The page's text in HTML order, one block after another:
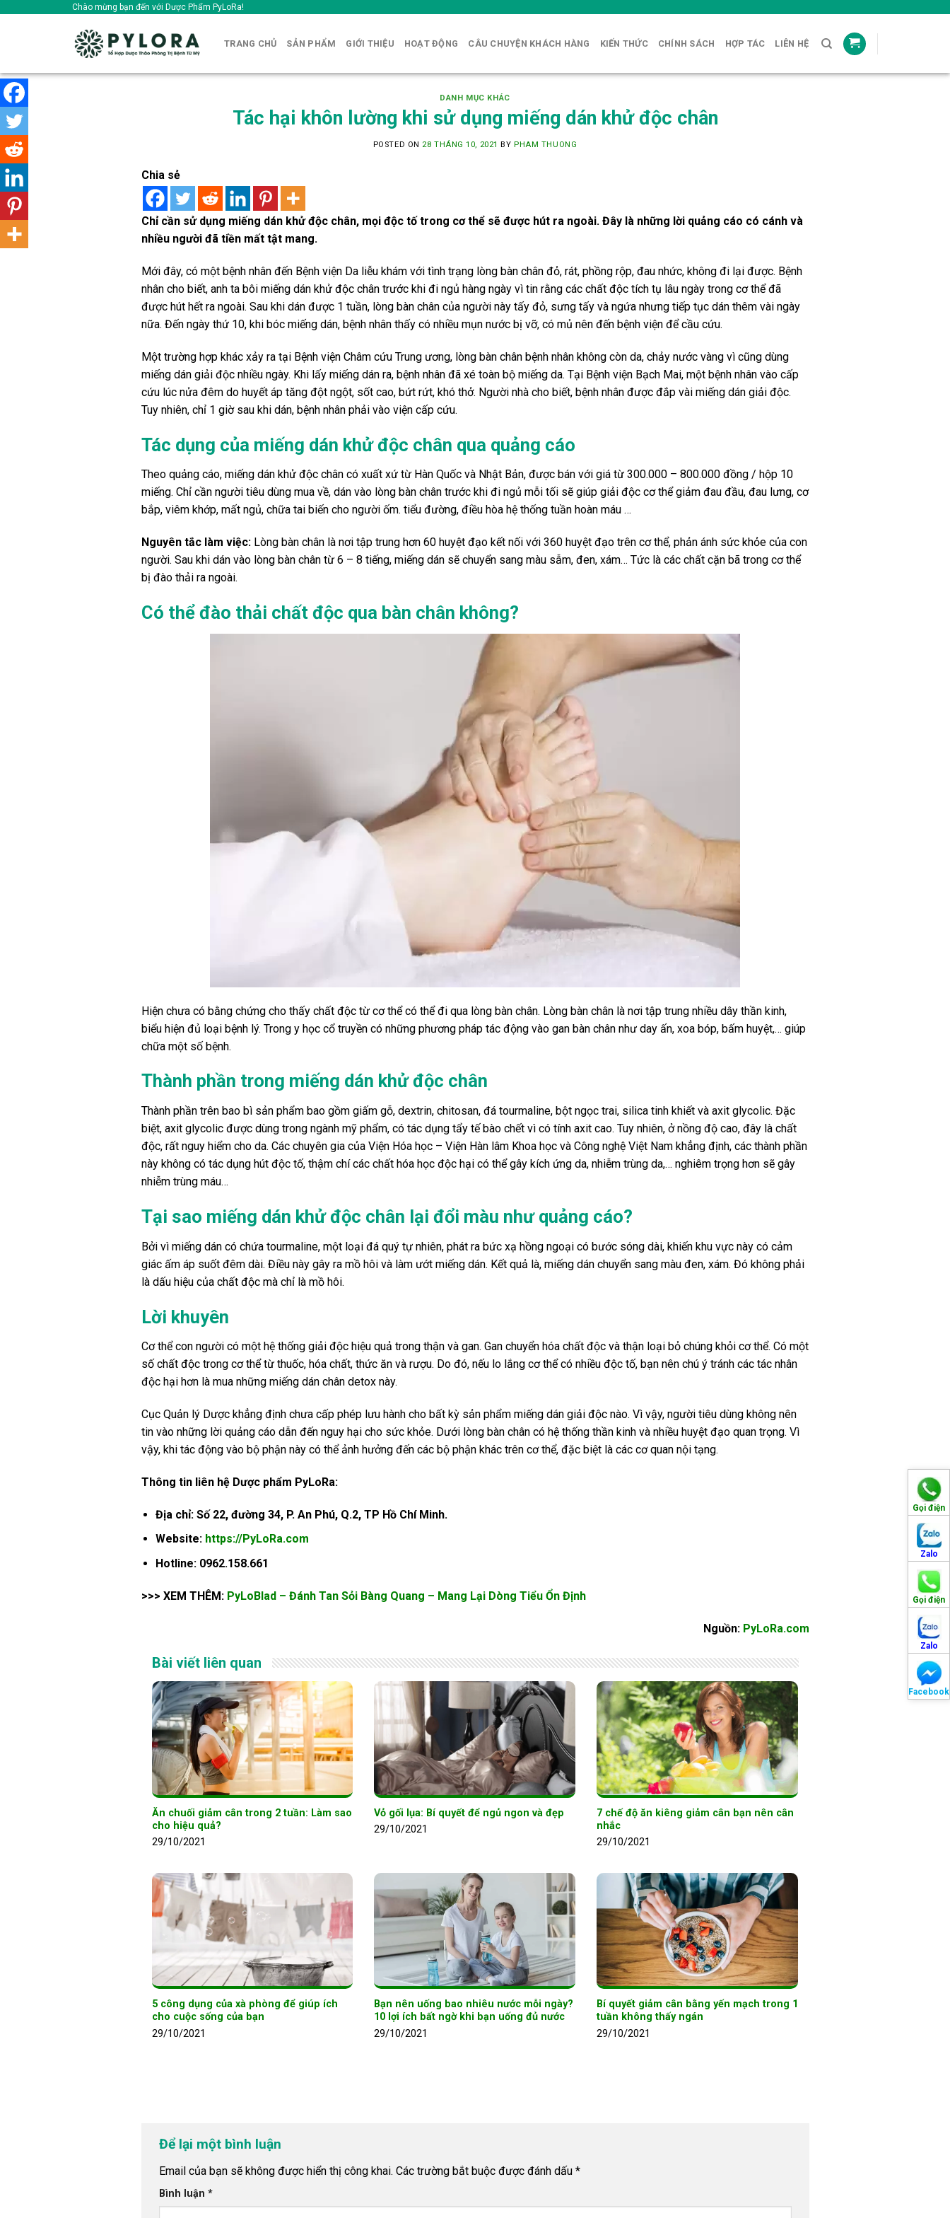
Chào mừng bạn đến với Dược Phẩm PyLoRa!
TRANG CHỦ SẢN PHẨM GIỚI THIỆU HOẠT ĐỘNG CÂU CHUYỆN KHÁCH HÀNG KIẾN THỨC CHÍNH SÁCH HỢP TÁC LIÊN HỆ
Gọi điện
Zalo
Gọi điện
Zalo
Facebook
DANH MỤC KHÁC
Tác hại khôn lường khi sử dụng miếng dán khử độc chân
POSTED ON 28 THÁNG 10, 2021 BY PHAM THUONG
Chia sẻ
Chỉ cần sử dụng miếng dán khử độc chân, mọi độc tố trong cơ thể sẽ được hút ra ngoài. Đây là những lời quảng cáo có cánh và
nhiều người đã tiền mất tật mang.
Mới đây, có một bệnh nhân đến Bệnh viện Da liễu khám với tình trạng lòng bàn chân đỏ, rát, phồng rộp, đau nhức, không đi lại được. Bệnh
nhân cho biết, anh ta bôi miếng dán khử độc chân trước khi đi ngủ hàng ngày vì tin rằng các chất độc tích tụ lâu ngày trong cơ thể đã
được hút hết ra ngoài. Sau khi dán được 1 tuần, lòng bàn chân của người này tấy đỏ, sưng tấy và ngứa nhưng tiếp tục dán thêm vài ngày
nữa. Đến ngày thứ 10, khi bóc miếng dán, bệnh nhân thấy có nhiều mụn nước bị vỡ, có mủ nên đến bệnh viện để cầu cứu.
Một trường hợp khác xảy ra tại Bệnh viện Châm cứu Trung ương, lòng bàn chân bệnh nhân không còn da, chảy nước vàng vì cũng dùng
miếng dán giải độc nhiều ngày. Khi lấy miếng dán ra, bệnh nhân đã xé toàn bộ miếng da. Tại Bệnh viện Bạch Mai, một bệnh nhân vào cấp
cứu lúc nửa đêm do huyết áp tăng đột ngột, sốt cao, bứt rứt, khó thở. Người nhà cho biết, bệnh nhân được đắp vài miếng dán giải độc.
Tuy nhiên, chỉ 1 giờ sau khi dán, bệnh nhân phải vào viện cấp cứu.
Tác dụng của miếng dán khử độc chân qua quảng cáo
Theo quảng cáo, miếng dán khử độc chân có xuất xứ từ Hàn Quốc và Nhật Bản, được bán với giá từ 300.000 – 800.000 đồng / hộp 10
miếng. Chỉ cần người tiêu dùng mua về, dán vào lòng bàn chân trước khi đi ngủ mỗi tối sẽ giúp giải độc cơ thể giảm đau đầu, đau lưng, cơ
bắp, viêm khớp, mất ngủ, chữa tai biến cho người ốm. tiểu đường, điều hòa hệ thống tuần hoàn máu …
Nguyên tắc làm việc:Lòng bàn chân là nơi tập trung hơn 60 huyệt đạo kết nối với 360 huyệt đạo trên cơ thể, phản ánh sức khỏe của con
người. Sau khi dán vào lòng bàn chân từ 6 – 8 tiếng, miếng dán sẽ chuyển sang màu sẫm, đen, xám… Tức là các chất cặn bã trong cơ thể
bị đào thải ra ngoài.
Có thể đào thải chất độc qua bàn chân không?
Hiện chưa có bằng chứng cho thấy chất độc từ cơ thể có thể đi qua lòng bàn chân. Lòng bàn chân là nơi tập trung nhiều dây thần kinh,
biểu hiện đủ loại bệnh lý. Trong y học cổ truyền có những phương pháp tác động vào gan bàn chân như day ấn, xoa bóp, bấm huyệt,… giúp
chữa một số bệnh.
Thành phần trong miếng dán khử độc chân
Thành phần trên bao bì sản phẩm bao gồm giấm gỗ, dextrin, chitosan, đá tourmaline, bột ngọc trai, silica tinh khiết và axit glycolic. Đặc
biệt, axit glycolic được dùng trong ngành mỹ phẩm, có tác dụng tẩy tế bào chết vì có tính axit cao. Tuy nhiên, ở nồng độ cao, đây là chất
độc, rất nguy hiểm cho da. Các chuyên gia của Viện Hóa học – Viện Hàn lâm Khoa học và Công nghệ Việt Nam khẳng định, các thành phần
này không có tác dụng hút độc tố, thậm chí các chất hóa học độc hại có thể gây kích ứng da, nhiễm trùng da,… nghiêm trọng hơn sẽ gây
nhiễm trùng máu…
Tại sao miếng dán khử độc chân lại đổi màu như quảng cáo?
Bởi vì miếng dán có chứa tourmaline, một loại đá quý tự nhiên, phát ra bức xạ hồng ngoại có bước sóng dài, khiến khu vực này có cảm
giác ấm áp suốt đêm dài. Điều này gây ra mồ hôi và làm ướt miếng dán. Kết quả là, miếng dán chuyển sang màu đen, xám. Đó không phải
là dấu hiệu của chất độc mà chỉ là mồ hôi.
Lời khuyên
Cơ thể con người có một hệ thống giải độc hiệu quả trong thận và gan. Gan chuyển hóa chất độc và thận loại bỏ chúng khỏi cơ thể. Có một
số chất độc trong cơ thể từ thuốc, hóa chất, thức ăn và rượu. Do đó, nếu lo lắng cơ thể có nhiều độc tố, bạn nên chú ý tránh các tác nhân
độc hại hơn là mua những miếng dán chân detox này.
Cục Quản lý Dược khẳng định chưa cấp phép lưu hành cho bất kỳ sản phẩm miếng dán giải độc nào. Vì vậy, người tiêu dùng không nên
tin vào những lời quảng cáo dẫn đến nguy hại cho sức khỏe. Dưới lòng bàn chân có hệ thống thần kinh và nhiều huyệt đạo quan trọng. Vì
vậy, khi tác động vào bộ phận này có thể ảnh hưởng đến các bộ phận khác trên cơ thể, đặc biệt là các cơ quan nội tạng.
Thông tin liên hệ Dược phẩm PyLoRa:
Địa chỉ: Số 22, đường 34, P. An Phú, Q.2, TP Hồ Chí Minh.
Website: https://PyLoRa.com
Hotline: 0962.158.661
>>> XEM THÊM: PyLoBlad – Đánh Tan Sỏi Bàng Quang – Mang Lại Dòng Tiểu Ổn Định
Nguồn: PyLoRa.com
Bài viết liên quan
Ăn chuối giảm cân trong 2 tuần: Làm sao
cho hiệu quả?
29/10/2021
Vỏ gối lụa: Bí quyết để ngủ ngon và đẹp
29/10/2021
7 chế độ ăn kiêng giảm cân bạn nên cân
nhắc
29/10/2021
5 công dụng của xà phòng để giúp ích
cho cuộc sống của bạn
29/10/2021
Bạn nên uống bao nhiêu nước mỗi ngày?
10 lợi ích bất ngờ khi bạn uống đủ nước
29/10/2021
Bí quyết giảm cân bằng yến mạch trong 1
tuần không thấy ngán
29/10/2021
Để lại một bình luận
Email của bạn sẽ không được hiển thị công khai. Các trường bắt buộc được đánh dấu *
Bình luận *